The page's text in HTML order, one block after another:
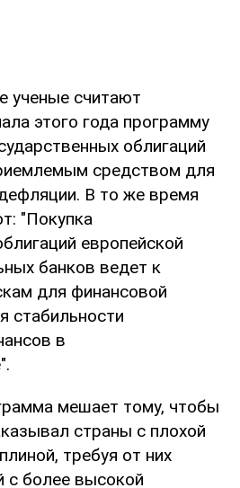
ученые считают
этого года программу
облигаций
средством для
В то же время
"Покупка
европейской
банков ведет к
для финансовой
стабильности
в
мешает тому, чтобы
страны с плохой
требуя от них
с более высокой